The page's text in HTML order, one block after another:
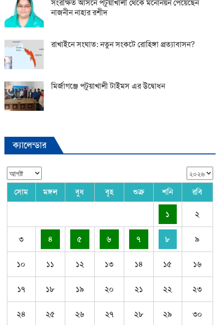
সংরক্ষিত আসনে পটুয়াখালী থেকে মনোনয়ন পেয়েছেন
নাজনীন নাহার রশীদ
রাখাইনে সংঘাত: নতুন সংকটে রোহিঙ্গা প্রত্যাবাসন?
মির্জাগঞ্জে পটুয়াখালী টাইমস এর উদ্বোধন
ক্যালেন্ডার
সোম মঙ্গল বুধ বৃহ শুক্র শনি রবি
১ ২
৩ ৪ ৫ ৬ ৭ ৮ ৯
১০ ১১ ১২ ১৩ ১৪ ১৫ ১৬
১৭ ১৮ ১৯ ২০ ২১ ২২ ২৩
২৪ ২৫ ২৬ ২৭ ২৮ ২৯ ৩০